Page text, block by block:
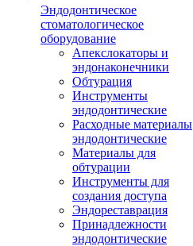
Эндодонтическое
стоматологическое
оборудование
Апекслокаторы и
эндонаконечники
Обтурация
Инструменты
эндодонтические
Расходные материалы
эндодонтические
Материалы для
обтурации
Инструменты для
создания доступа
Эндореставрация
Принадлежности
эндодонтические